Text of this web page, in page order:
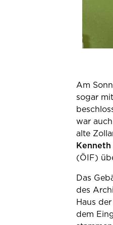
Am
sogar
war
alte
(ÖIF)
Das
des
Haus
dem